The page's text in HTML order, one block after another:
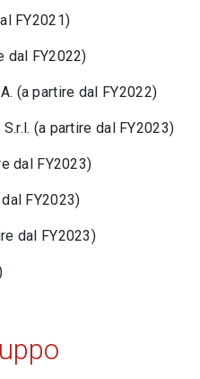
FY2021)
dal FY2022)
(a partire dal FY2022)
(a partire dal FY2023)
dal FY2023)
FY2023)
dal FY2023)